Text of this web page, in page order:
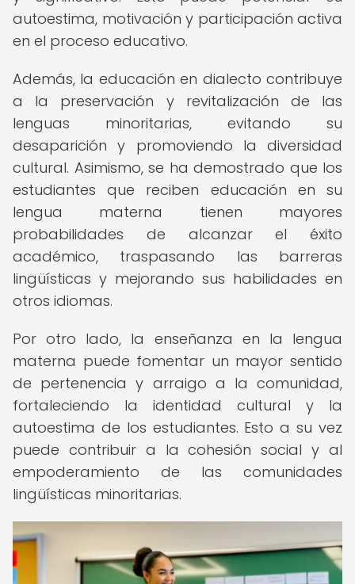
autoestima, motivación y participación activa
en el proceso educativo.
Además, la educación en dialecto contribuye
a la preservación y revitalización de las
lenguas minoritarias, evitando su
desaparición y promoviendo la diversidad
cultural. Asimismo, se ha demostrado que los
estudiantes que reciben educación en su
lengua materna tienen mayores
probabilidades de alcanzar el éxito
académico, traspasando las barreras
lingüísticas y mejorando sus habilidades en
otros idiomas.
Por otro lado, la enseñanza en la lengua
materna puede fomentar un mayor sentido
de pertenencia y arraigo a la comunidad,
fortaleciendo la identidad cultural y la
autoestima de los estudiantes. Esto a su vez
puede contribuir a la cohesión social y al
empoderamiento de las comunidades
lingüísticas minoritarias.